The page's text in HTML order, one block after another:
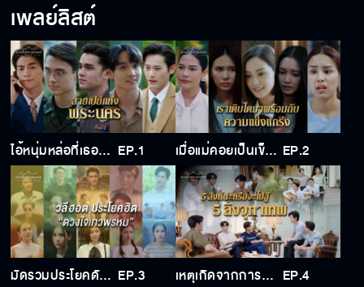
เพลย์ลิสต์
ไอ้หนุ่มหล่อที่เธอรัก มันเป๋าตังค์หนักเท่าเราเปล่า EP.1 เมื่อแม่คอยเป็นเข็มทิศ ลูกกลับต้องใช้ชีวิตอย่างไร้ตัวตน EP.2
มัดรวมประโยคดัง ฟังแล้วร้องอ๋อ ละครดวงใจเทวพรหม EP.3 เหตุเกิดจากการรวมตัวของ 5 ลิง EP.4